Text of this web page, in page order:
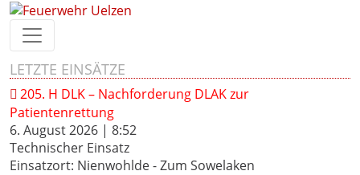
LETZTE EINSÄTZE
205. H DLK – Nachforderung DLAK zur
Patientenrettung
6. August 2026 | 8:52
Technischer Einsatz
Einsatzort: Nienwohlde - Zum Sowelaken